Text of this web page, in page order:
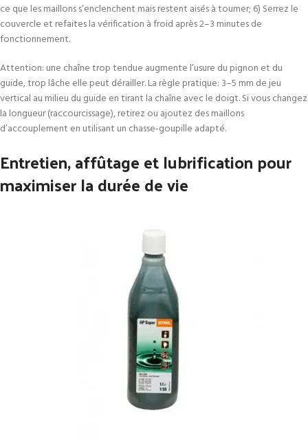
ce que les maillons s’enclenchent mais restent aisés à tourner; 6) Serrez le
couvercle et refaites la vérification à froid après 2–3 minutes de
fonctionnement.
Attention: une chaîne trop tendue augmente l’usure du pignon et du
guide, trop lâche elle peut dérailler. La règle pratique: 3–5 mm de jeu
vertical au milieu du guide en tirant la chaîne avec le doigt. Si vous changez
la longueur (raccourcissage), retirez ou ajoutez des maillons
d’accouplement en utilisant un chasse‑goupille adapté.
Entretien, affûtage et lubrification pour
maximiser la durée de vie